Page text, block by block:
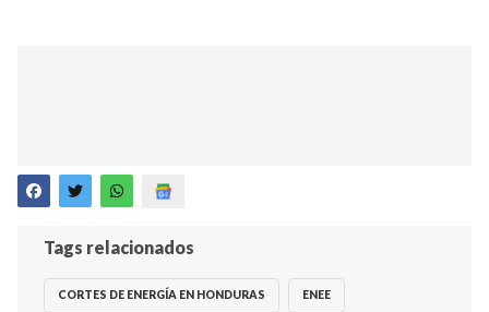
Tags relacionados
CORTES DE ENERGÍA EN HONDURAS ENEE